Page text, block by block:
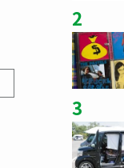
2
3